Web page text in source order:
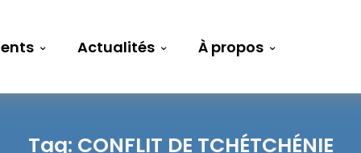
Actualités À propos
Tag: CONFLIT DE TCHÉTCHÉNIE